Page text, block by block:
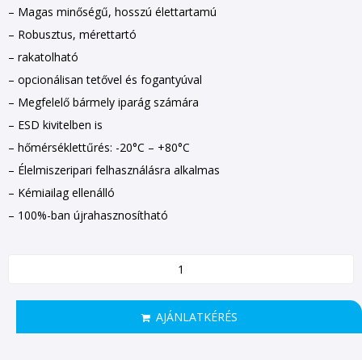
– Magas minőségű, hosszú élettartamú
– Robusztus, mérettartó
– rakatolható
– opcionálisan tetővel és fogantyúval
– Megfelelő bármely iparág számára
– ESD kivitelben is
– hőmérséklettűrés: -20°C – +80°C
– Élelmiszeripari felhasználásra alkalmas
– Kémiailag ellenálló
– 100%-ban újrahasznosítható
AJÁNLATKÉRÉS